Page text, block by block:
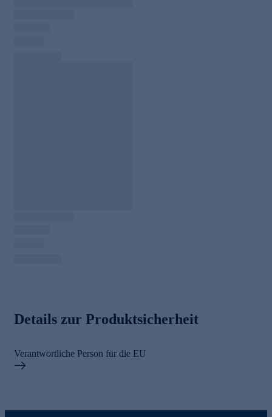
Details zur Produktsicherheit
Verantwortliche Person für die EU